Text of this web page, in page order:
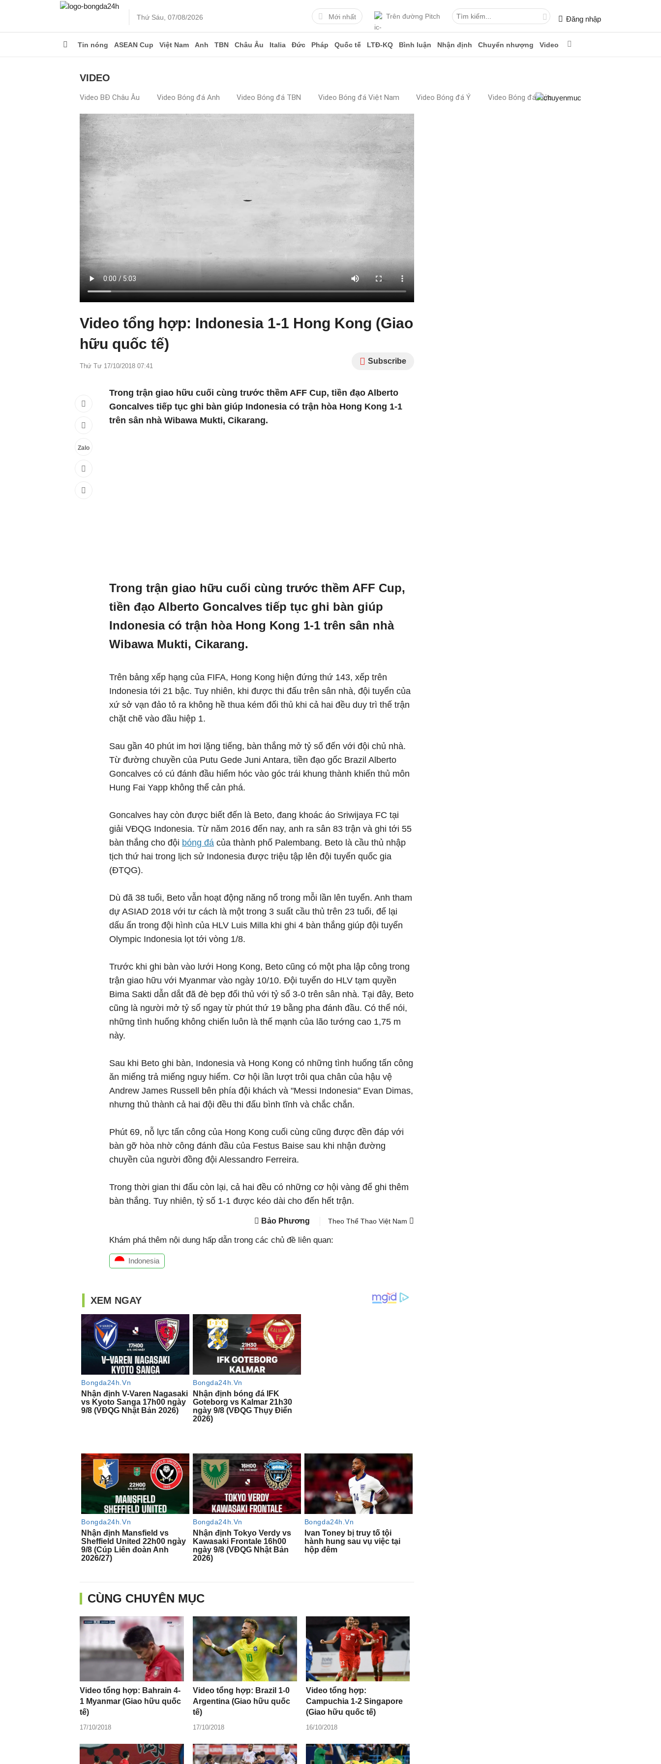
Thứ Sáu, 07/08/2026 Mới nhất Trên đường Pitch Đăng nhập
Tin nóng ASEAN Cup Việt Nam Anh TBN Châu Âu Italia Đức Pháp Quốc tế LTĐ-KQ Bình luận Nhận định Chuyển nhượng Video
VIDEO
Video BĐ Châu Âu Video Bóng đá Anh Video Bóng đá TBN Video Bóng đá Việt Nam Video Bóng đá Ý Video Bóng đá Đức
Video tổng hợp: Indonesia 1-1 Hong Kong (Giao
hữu quốc tế)
Thứ Tư 17/10/2018 07:41
Subscribe
Zalo
Trong trận giao hữu cuối cùng trước thềm AFF Cup, tiền đạo Alberto
Goncalves tiếp tục ghi bàn giúp Indonesia có trận hòa Hong Kong 1-1
trên sân nhà Wibawa Mukti, Cikarang.
Trong trận giao hữu cuối cùng trước thềm AFF Cup,
tiền đạo Alberto Goncalves tiếp tục ghi bàn giúp
Indonesia có trận hòa Hong Kong 1-1 trên sân nhà
Wibawa Mukti, Cikarang.
Trên bảng xếp hạng của FIFA, Hong Kong hiện đứng thứ 143, xếp trên
Indonesia tới 21 bậc. Tuy nhiên, khi được thi đấu trên sân nhà, đội tuyển của
xứ sở vạn đảo tỏ ra không hề thua kém đối thủ khi cả hai đều duy trì thế trận
chặt chẽ vào đầu hiệp 1.
Sau gần 40 phút im hơi lặng tiếng, bàn thắng mở tỷ số đến với đội chủ nhà.
Từ đường chuyền của Putu Gede Juni Antara, tiền đạo gốc Brazil Alberto
Goncalves có cú đánh đầu hiểm hóc vào góc trái khung thành khiến thủ môn
Hung Fai Yapp không thể cản phá.
Goncalves hay còn được biết đến là Beto, đang khoác áo Sriwijaya FC tại
giải VĐQG Indonesia. Từ năm 2016 đến nay, anh ra sân 83 trận và ghi tới 55
bàn thắng cho đội bóng đá của thành phố Palembang. Beto là cầu thủ nhập
tịch thứ hai trong lịch sử Indonesia được triệu tập lên đội tuyển quốc gia
(ĐTQG).
Dù đã 38 tuổi, Beto vẫn hoạt động năng nổ trong mỗi lần lên tuyển. Anh tham
dự ASIAD 2018 với tư cách là một trong 3 suất cầu thủ trên 23 tuổi, để lại
dấu ấn trong đội hình của HLV Luis Milla khi ghi 4 bàn thắng giúp đội tuyển
Olympic Indonesia lọt tới vòng 1/8.
Trước khi ghi bàn vào lưới Hong Kong, Beto cũng có một pha lập công trong
trận giao hữu với Myanmar vào ngày 10/10. Đội tuyển do HLV tạm quyền
Bima Sakti dẫn dắt đã đè bẹp đối thủ với tỷ số 3-0 trên sân nhà. Tại đây, Beto
cũng là người mở tỷ số ngay từ phút thứ 19 bằng pha đánh đầu. Có thể nói,
những tình huống không chiến luôn là thế mạnh của lão tướng cao 1,75 m
này.
Sau khi Beto ghi bàn, Indonesia và Hong Kong có những tình huống tấn công
ăn miếng trả miếng nguy hiểm. Cơ hội lần lượt trôi qua chân của hậu vệ
Andrew James Russell bên phía đội khách và "Messi Indonesia" Evan Dimas,
nhưng thủ thành cả hai đội đều thi đấu bình tĩnh và chắc chắn.
Phút 69, nỗ lực tấn công của Hong Kong cuối cùng cũng được đền đáp với
bàn gỡ hòa nhờ công đánh đầu của Festus Baise sau khi nhận đường
chuyền của người đồng đội Alessandro Ferreira.
Trong thời gian thi đấu còn lại, cả hai đều có những cơ hội vàng để ghi thêm
bàn thắng. Tuy nhiên, tỷ số 1-1 được kéo dài cho đến hết trận.
Bảo Phương Theo Thể Thao Việt Nam
Khám phá thêm nội dung hấp dẫn trong các chủ đề liên quan:
Indonesia
CÙNG CHUYÊN MỤC
Video tổng hợp: Bahrain 4-
1 Myanmar (Giao hữu quốc
tế)
17/10/2018
Video tổng hợp: Brazil 1-0
Argentina (Giao hữu quốc
tế)
17/10/2018
Video tổng hợp:
Campuchia 1-2 Singapore
(Giao hữu quốc tế)
16/10/2018